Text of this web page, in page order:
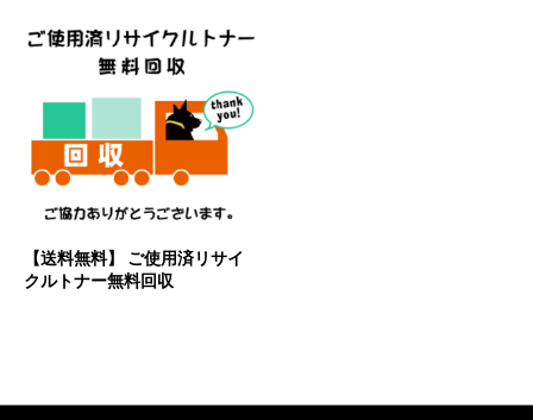
【送料無料】 ご使用済リサイ
クルトナー無料回収